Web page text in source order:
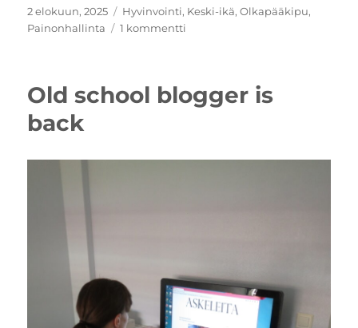
Julkaistu
2 elokuun, 2025 Kategoriat
Hyvinvointi, Keski-ikä,Olkapääkipu,
Painonhallinta
1 kommentti
vuotiaana
satu
ei
Old school blogger is
back